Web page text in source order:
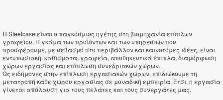
Η Steelcase είναι ο παγκόσμιος ηγέτης στη βιομηχανία επίπλων
γραφείου. Η γκάμα των προϊόντων και των υπηρεσιών που
προσφέρουμε, με σεβασμό στο περιβάλλον και καινοτόμες ιδέες, είναι
εντυπωσιακή: καθίσματα, γραφεία, αποθηκευτικά έπιπλα, διαμόρφωση
χώρων εργασίας και επίπλωση συνεδριακών χώρων.
Ως ειδήμονες στην επίπλωση εργασιακών χώρων, επιδιώκουμε τη
μετατροπή κάθε χώρου εργασίας σε μοναδική εμπειρία. Έτσι, η εργασία
γίνεται απόλαυση για τους πελάτες και τους συνεργάτες μας.